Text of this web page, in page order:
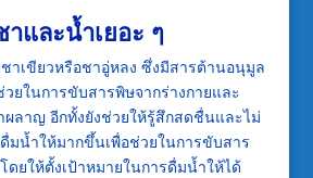
และน้ำเยอะ ๆ
าเขียวหรือชาอู่หลง ซึ่งมีสารต้านอนุมูล
ยในการขับสารพิษจากร่างกายและ
ผลาญ อีกทั้งยังช่วยให้รู้สึกสดชื่นและไม่
มน้ำให้มากขึ้นเพื่อช่วยในการขับสาร
ดยให้ตั้งเป้าหมายในการดื่มน้ำให้ได้